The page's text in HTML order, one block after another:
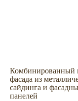
Комбинированный
фасада из
сайдинга и
панелей